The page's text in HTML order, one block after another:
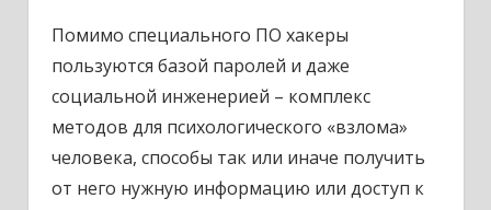
Помимо специального ПО хакеры
пользуются базой паролей и даже
социальной инженерией – комплекс
методов для психологического «взлома»
человека, способы так или иначе получить
от него нужную информацию или доступ к